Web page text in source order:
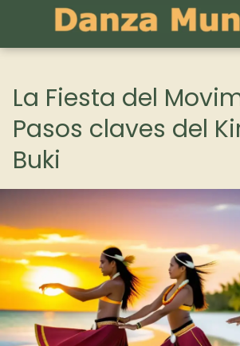
La Fiesta del
Pasos claves del
Buki